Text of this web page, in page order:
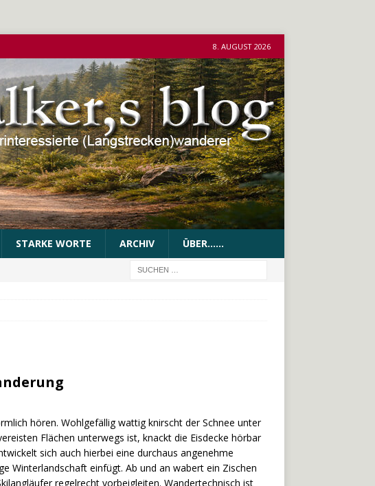
8. AUGUST 2026
STARKE WORTE ARCHIV ÜBER……
hören. Wohlgefällig wattig knirscht der Schnee unter
Flächen unterwegs ist, knackt die Eisdecke hörbar
sich auch hierbei eine durchaus angenehme
Winterlandschaft einfügt. Ab und an wabert ein Zischen
regelrecht vorbeigleiten. Wandertechnisch ist